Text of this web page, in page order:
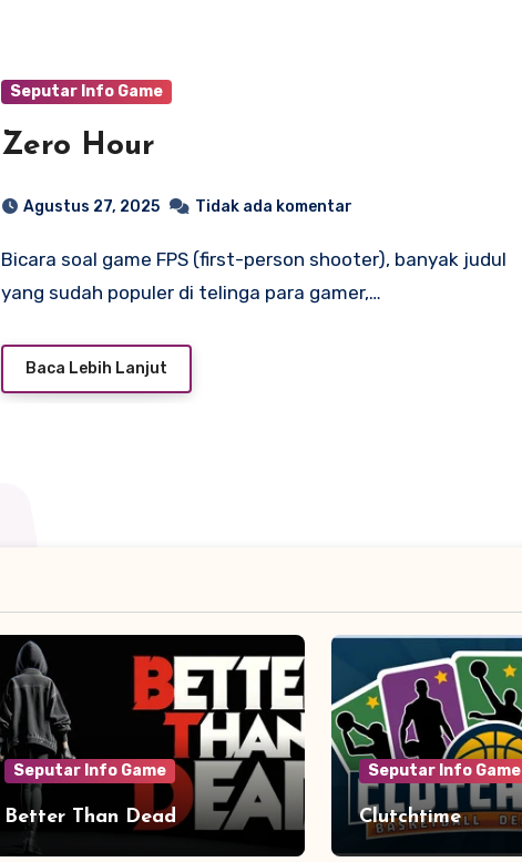
Seputar Info Game
Zero Hour
Agustus 27, 2025 Tidak ada komentar
Bicara soal game FPS (first-person shooter), banyak judul
yang sudah populer di telinga para gamer,…
Baca Lebih Lanjut
Seputar Info Game
Better Than Dead
Seputar Info Game
Clutchtime